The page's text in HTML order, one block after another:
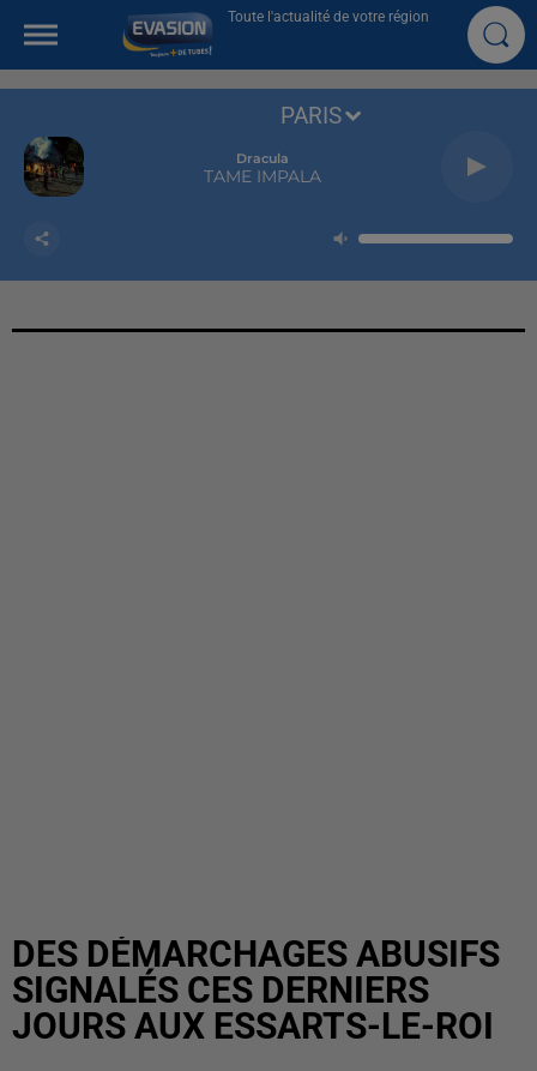
Toute l'actualité de votre région
Dracula
TAME IMPALA
PARIS
DES DÉMARCHAGES ABUSIFS
SIGNALÉS CES DERNIERS
JOURS AUX ESSARTS-LE-ROI